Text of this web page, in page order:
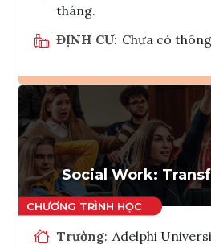
tháng.
ĐỊNH CƯ: Chưa có
Ghi
Social Work:
Trường: Adelphi